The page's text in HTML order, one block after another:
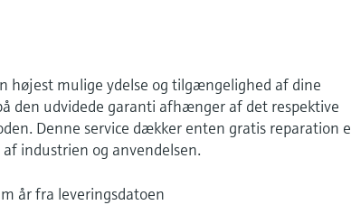
højest mulige ydelse og tilgængelighed af dine
den udvidede garanti afhænger af det respektive
Denne service dækker enten gratis reparation
industrien og anvendelsen.
år fra leveringsdatoen